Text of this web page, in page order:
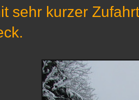
sehr kurzer